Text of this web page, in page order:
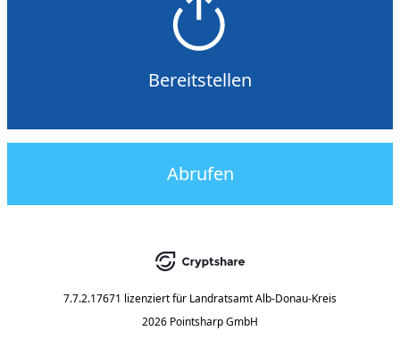
Bereitstellen
Abrufen
7.7.2.17671 lizenziert für Landratsamt Alb-Donau-Kreis
2026 Pointsharp GmbH